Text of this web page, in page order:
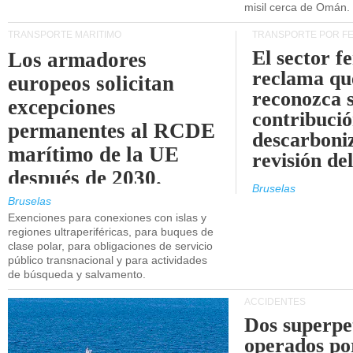
misil cerca de Omán.
TRANSPORTE MARÍTIMO
Los armadores
europeos solicitan
excepciones
permanentes al RCDE
marítimo de la UE
después de 2030.
Bruselas
Exenciones para conexiones con islas y
regiones ultraperiféricas, para buques de
clase polar, para obligaciones de servicio
público transnacional y para actividades
de búsqueda y salvamento.
TRANSPORTE POR
El sector
reclama
reconozca
revisión
Bruselas
ACCIDENTES
Dos
operados